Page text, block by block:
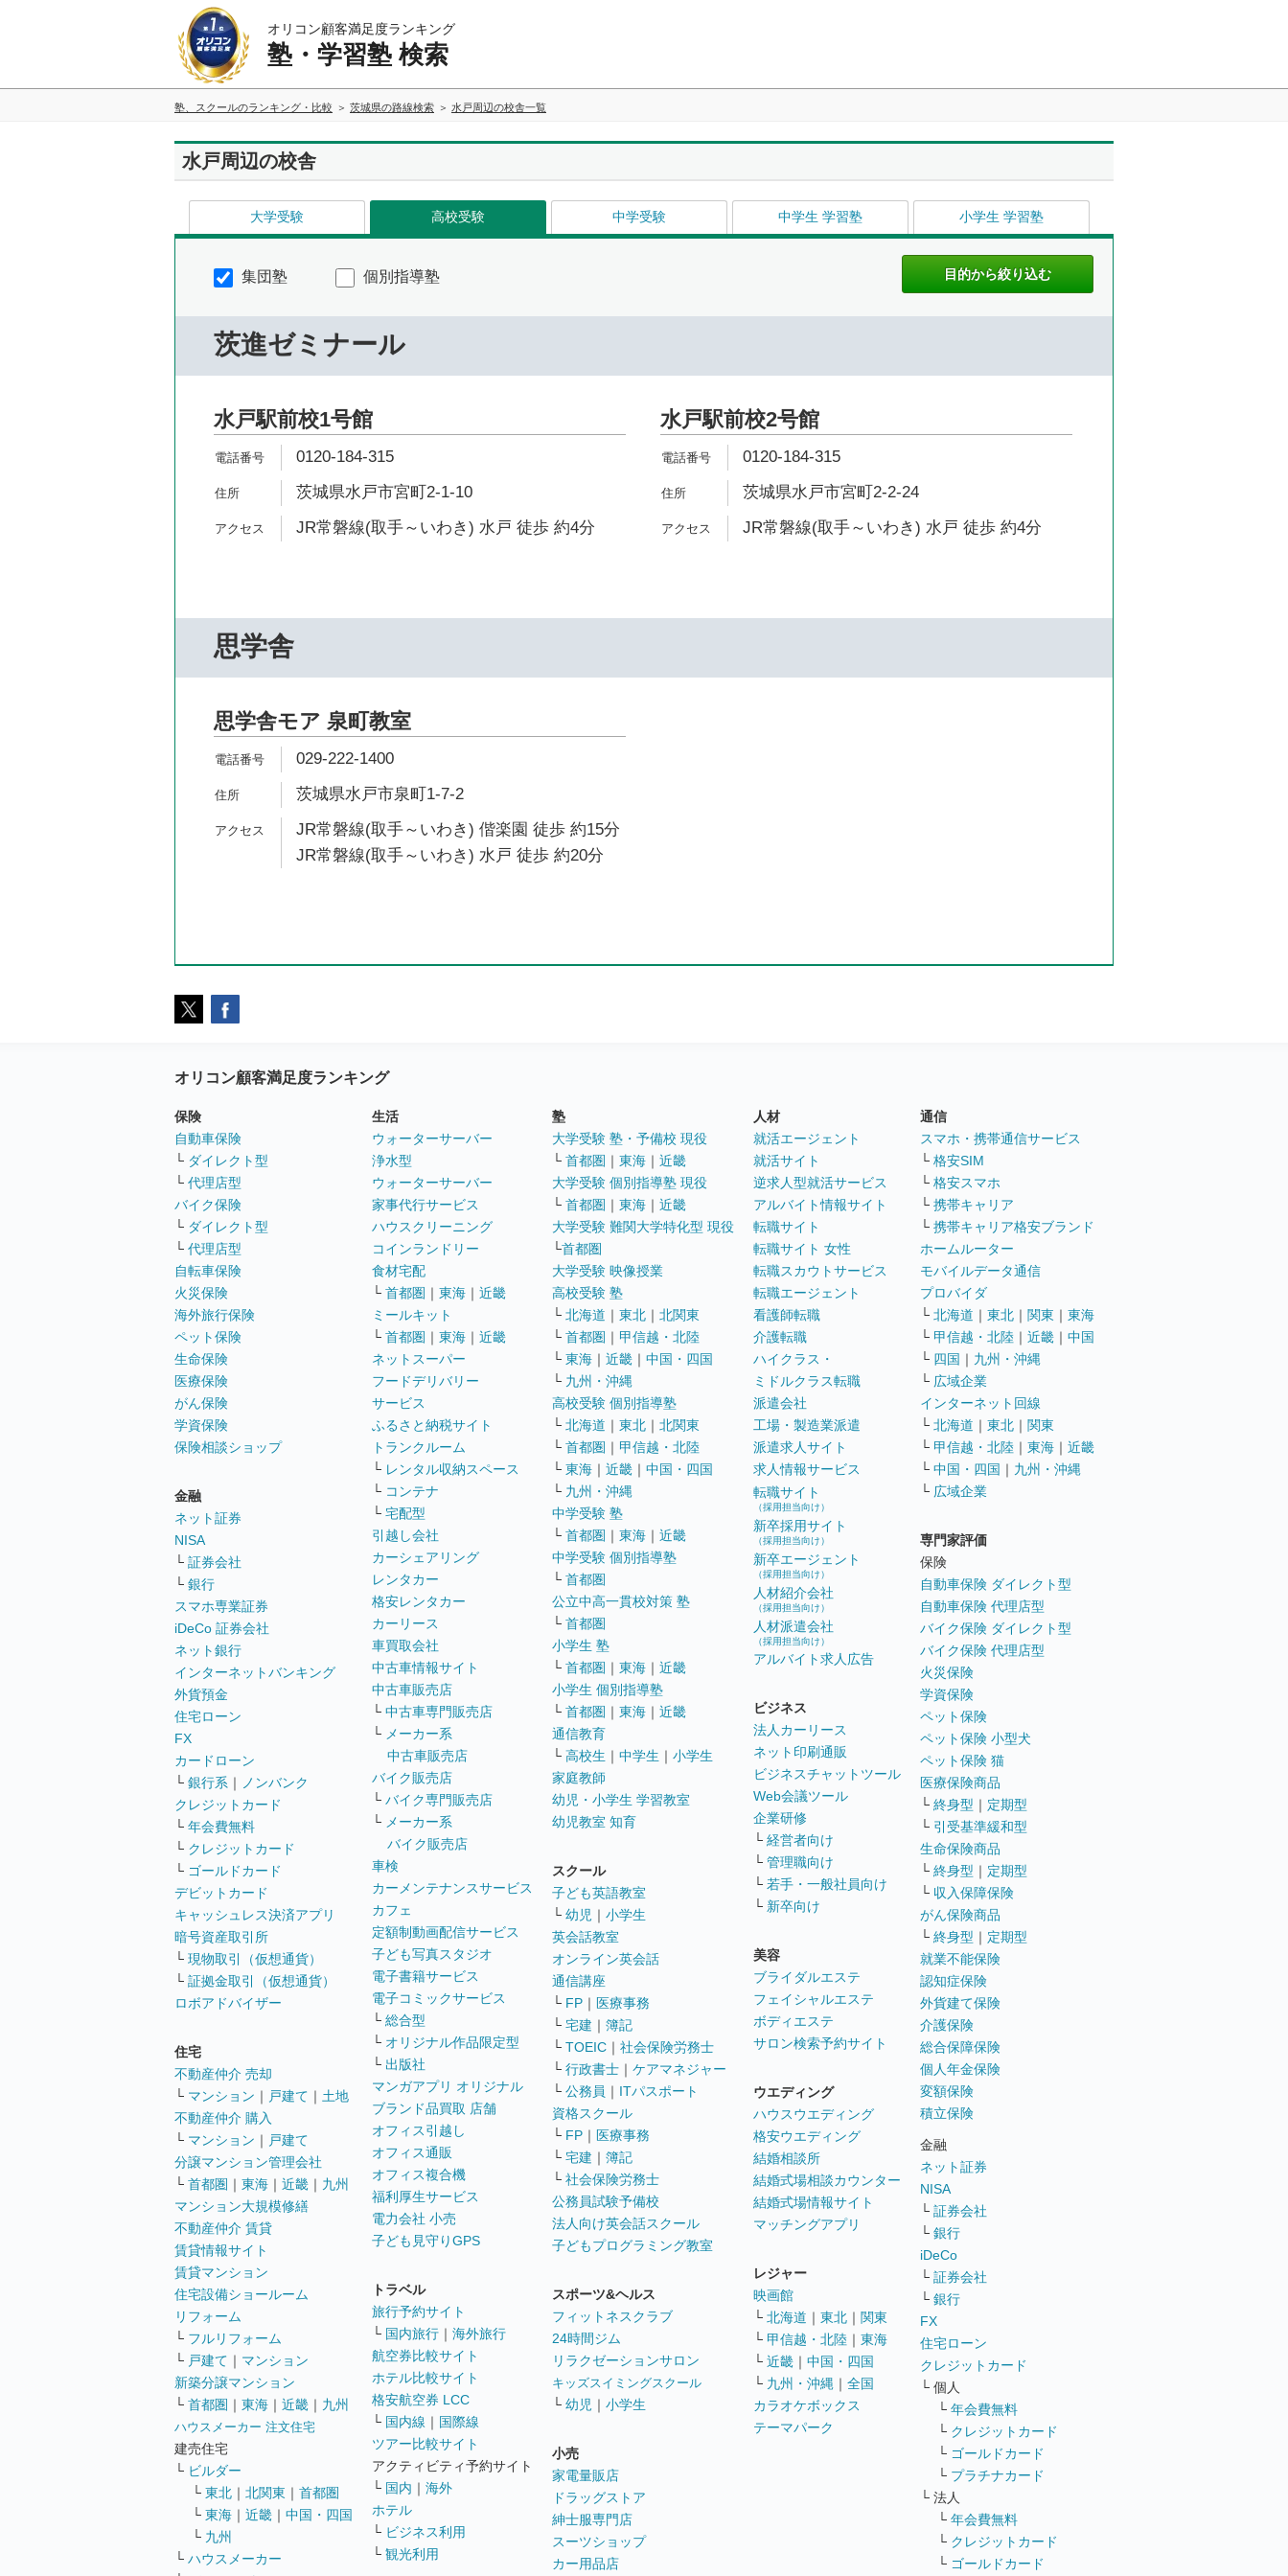
オリコン顧客満足度ランキング
塾・学習塾 検索
塾、スクールのランキング・比較 茨城県の路線検索 水戸周辺の校舎一覧
水戸周辺の校舎
大学受験 高校受験 中学受験 中学生 学習塾 小学生 学習塾
集団塾 個別指導塾
茨進ゼミナール
水戸駅前校1号館
0120-184-315
茨城県水戸市宮町2-1-10
JR常磐線(取手～いわき) 水戸 徒歩 約4分
水戸駅前校2号館
0120-184-315
茨城県水戸市宮町2-2-24
JR常磐線(取手～いわき) 水戸 徒歩 約4分
思学舎
思学舎モア 泉町教室
029-222-1400
茨城県水戸市泉町1-7-2
JR常磐線(取手～いわき) 偕楽園 徒歩 約15分
JR常磐線(取手～いわき) 水戸 徒歩 約20分
オリコン顧客満足度ランキング
保険
自動車保険
└ ダイレクト型
└ 代理店型
バイク保険
└ ダイレクト型
└ 代理店型
自転車保険
火災保険
海外旅行保険
ペット保険
生命保険
医療保険
がん保険
学資保険
保険相談ショップ
金融
ネット証券
NISA
└ 証券会社
└ 銀行
スマホ専業証券
iDeCo 証券会社
ネット銀行
インターネットバンキング
外貨預金
住宅ローン
FX
カードローン
└ 銀行系 ｜
ノンバンク
クレジットカード
└ 年会費無料
└ クレジットカード
└ ゴールドカード
デビットカード
キャッシュレス決済アプリ
暗号資産取引所
└ 現物取引（仮想通貨）
└ 証拠金取引（仮想通貨）
ロボアドバイザー
住宅
不動産仲介 売却
└ マンション ｜ 戸建て ｜ 土地
不動産仲介 購入
└ マンション ｜ 戸建て
分譲マンション管理会社
└ 首都圏 ｜ 東海 ｜ 近畿 ｜ 九州
マンション大規模修繕
不動産仲介 賃貸
賃貸情報サイト
賃貸マンション
住宅設備ショールーム
リフォーム
└ フルリフォーム
└ 戸建て ｜ マンション
新築分譲マンション
└ 首都圏 ｜ 東海 ｜ 近畿 ｜ 九州
ハウスメーカー 注文住宅
建売住宅
└ ビルダー
└ 東北 ｜ 北関東 ｜ 首都圏
└ 東海 ｜ 近畿 ｜ 中国・四国
└ 九州
└ ハウスメーカー
生活
ウォーターサーバー
浄水型
ウォーターサーバー
家事代行サービス
ハウスクリーニング
コインランドリー
食材宅配
└ 首都圏 ｜ 東海 ｜ 近畿
ミールキット
└ 首都圏 ｜ 東海 ｜ 近畿
ネットスーパー
フードデリバリー
サービス
ふるさと納税サイト
トランクルーム
└ レンタル収納スペース
└ コンテナ
└ 宅配型
引越し会社
カーシェアリング
レンタカー
格安レンタカー
カーリース
車買取会社
中古車情報サイト
中古車販売店
└ 中古車専門販売店
└ メーカー系
中古車販売店
バイク販売店
└ バイク専門販売店
└ メーカー系
バイク販売店
車検
カーメンテナンスサービス
カフェ
定額制動画配信サービス
子ども写真スタジオ
電子書籍サービス
電子コミックサービス
└ 総合型
└ オリジナル作品限定型
└ 出版社
マンガアプリ オリジナル
ブランド品買取 店舗
オフィス引越し
オフィス通販
オフィス複合機
福利厚生サービス
電力会社 小売
子ども見守りGPS
トラベル
旅行予約サイト
└ 国内旅行 ｜ 海外旅行
航空券比較サイト
ホテル比較サイト
格安航空券 LCC
└ 国内線 ｜ 国際線
ツアー比較サイト
アクティビティ予約サイト
└ 国内 ｜ 海外
ホテル
└ ビジネス利用
└ 観光利用
塾
大学受験 塾・予備校 現役
└ 首都圏 ｜ 東海 ｜ 近畿
大学受験 個別指導塾 現役
└ 首都圏 ｜ 東海 ｜ 近畿
大学受験 難関大学特化型 現役
└首都圏
大学受験 映像授業
高校受験 塾
└ 北海道 ｜ 東北 ｜ 北関東
└ 首都圏 ｜ 甲信越・北陸
└ 東海 ｜ 近畿 ｜ 中国・四国
└ 九州・沖縄
高校受験 個別指導塾
└ 北海道 ｜ 東北 ｜ 北関東
└ 首都圏 ｜ 甲信越・北陸
└ 東海 ｜ 近畿 ｜ 中国・四国
└ 九州・沖縄
中学受験 塾
└ 首都圏 ｜ 東海 ｜ 近畿
中学受験 個別指導塾
└ 首都圏
公立中高一貫校対策 塾
└ 首都圏
小学生 塾
└ 首都圏 ｜ 東海 ｜ 近畿
小学生 個別指導塾
└ 首都圏 ｜ 東海 ｜ 近畿
通信教育
└ 高校生 ｜ 中学生 ｜ 小学生
家庭教師
幼児・小学生 学習教室
幼児教室 知育
スクール
子ども英語教室
└ 幼児 ｜ 小学生
英会話教室
オンライン英会話
通信講座
└ FP ｜ 医療事務
└ 宅建 ｜ 簿記
└ TOEIC ｜ 社会保険労務士
└ 行政書士 ｜ ケアマネジャー
└ 公務員 ｜ ITパスポート
資格スクール
└ FP ｜ 医療事務
└ 宅建 ｜ 簿記
└ 社会保険労務士
公務員試験予備校
法人向け英会話スクール
子どもプログラミング教室
スポーツ&ヘルス
フィットネスクラブ
24時間ジム
リラクゼーションサロン
キッズスイミングスクール
└ 幼児 ｜ 小学生
小売
家電量販店
ドラッグストア
紳士服専門店
スーツショップ
カー用品店
人材
就活エージェント
就活サイト
逆求人型就活サービス
アルバイト情報サイト
転職サイト
転職サイト 女性
転職スカウトサービス
転職エージェント
看護師転職
介護転職
ハイクラス・
ミドルクラス転職
派遣会社
工場・製造業派遣
派遣求人サイト
求人情報サービス
転職サイト
（採用担当向け）
新卒採用サイト
（採用担当向け）
新卒エージェント
（採用担当向け）
人材紹介会社
（採用担当向け）
人材派遣会社
（採用担当向け）
アルバイト求人広告
ビジネス
法人カーリース
ネット印刷通販
ビジネスチャットツール
Web会議ツール
企業研修
└ 経営者向け
└ 管理職向け
└ 若手・一般社員向け
└ 新卒向け
美容
ブライダルエステ
フェイシャルエステ
ボディエステ
サロン検索予約サイト
ウエディング
ハウスウエディング
格安ウエディング
結婚相談所
結婚式場相談カウンター
結婚式場情報サイト
マッチングアプリ
レジャー
映画館
└ 北海道 ｜ 東北 ｜ 関東
└ 甲信越・北陸 ｜ 東海
└ 近畿 ｜ 中国・四国
└ 九州・沖縄 ｜ 全国
カラオケボックス
テーマパーク
通信
スマホ・携帯通信サービス
└ 格安SIM
└ 格安スマホ
└ 携帯キャリア
└ 携帯キャリア格安ブランド
ホームルーター
モバイルデータ通信
プロバイダ
└ 北海道 ｜ 東北 ｜ 関東 ｜ 東海
└ 甲信越・北陸 ｜ 近畿 ｜ 中国
└ 四国 ｜ 九州・沖縄
└ 広域企業
インターネット回線
└ 北海道 ｜ 東北 ｜ 関東
└ 甲信越・北陸 ｜ 東海 ｜ 近畿
└ 中国・四国 ｜ 九州・沖縄
└ 広域企業
専門家評価
保険
自動車保険 ダイレクト型
自動車保険 代理店型
バイク保険 ダイレクト型
バイク保険 代理店型
火災保険
学資保険
ペット保険
ペット保険 小型犬
ペット保険 猫
医療保険商品
└ 終身型 ｜ 定期型
└ 引受基準緩和型
生命保険商品
└ 終身型 ｜ 定期型
└ 収入保障保険
がん保険商品
└ 終身型 ｜ 定期型
就業不能保険
認知症保険
外貨建て保険
介護保険
総合保障保険
個人年金保険
変額保険
積立保険
金融
ネット証券
NISA
└ 証券会社
└ 銀行
iDeCo
└ 証券会社
└ 銀行
FX
住宅ローン
クレジットカード
└ 個人
└ 年会費無料
└ クレジットカード
└ ゴールドカード
└ プラチナカード
└ 法人
└ 年会費無料
└ クレジットカード
└ ゴールドカード